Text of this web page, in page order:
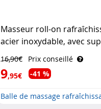
Masseur roll-on
acier inoxydable, avec
rotation 360° Newgen
16,90€ Prix conseillé
9,95€ -41 %
Balle de massage